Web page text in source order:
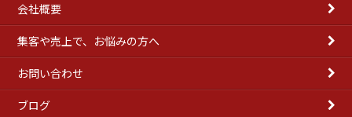
会社概要
集客や売上で、お悩みの方へ
お問い合わせ
ブログ